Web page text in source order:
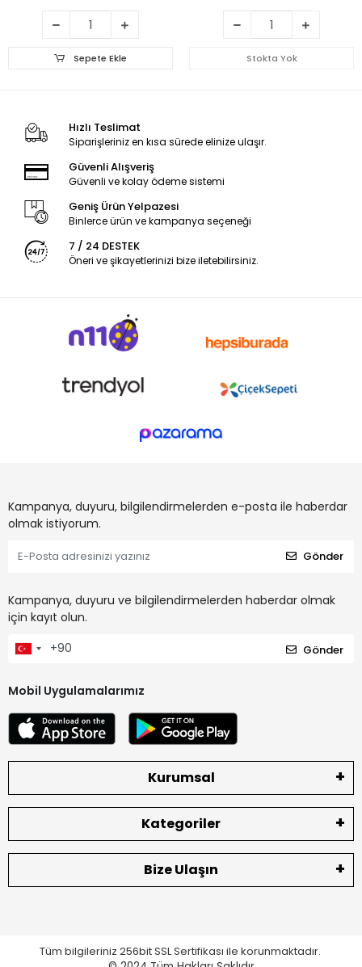
Sepete Ekle Stokta Yok
Hızlı Teslimat
Siparişleriniz en kısa sürede elinize ulaşır.
Güvenli Alışveriş
Güvenli ve kolay ödeme sistemi
Geniş Ürün Yelpazesi
Binlerce ürün ve kampanya seçeneği
7 / 24 DESTEK
Öneri ve şikayetlerinizi bize iletebilirsiniz.
Kampanya, duyuru, bilgilendirmelerden e-posta ile haberdar
olmak istiyorum.
Gönder
Kampanya, duyuru ve bilgilendirmelerden haberdar olmak
için kayıt olun.
Gönder
Mobil Uygulamalarımız
Kurumsal
Kategoriler
Bize Ulaşın
Tüm bilgileriniz 256bit SSL Sertifikası ile korunmaktadır.